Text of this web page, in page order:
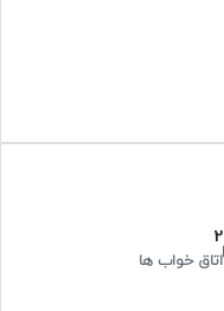
2
اتاق خواب ها